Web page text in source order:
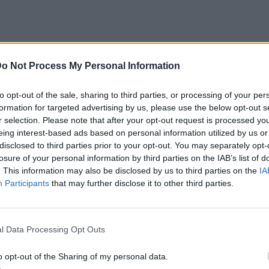
Not Process My Personal Information
opt-out of the sale, sharing to third parties, or processing of your
for targeted advertising by us, please use the below opt-out
selection. Please note that after your opt-out request is processed
interest-based ads based on personal information utilized by us
to third parties prior to your opt-out. You may separately
of your personal information by third parties on the IAB’s list of
This information may also be disclosed by us to third parties on the
Participants that may further disclose it to other third parties.
Data Processing Opt Outs
opt-out of the Sharing of my personal data.
ανεξάρτητοι ή ακόμα και απρόσιτοι, όμως
συνήθως ο φόβος της απογοήτευσης και
εαυτό τους.
γιατί σκέφτεται τα πάντα
γρήγορα στο συναίσθημα και δύσκολα
έχουν αποδείξει σταθερότητα και
είναι παιχνίδι ούτε ενθουσιασμός της